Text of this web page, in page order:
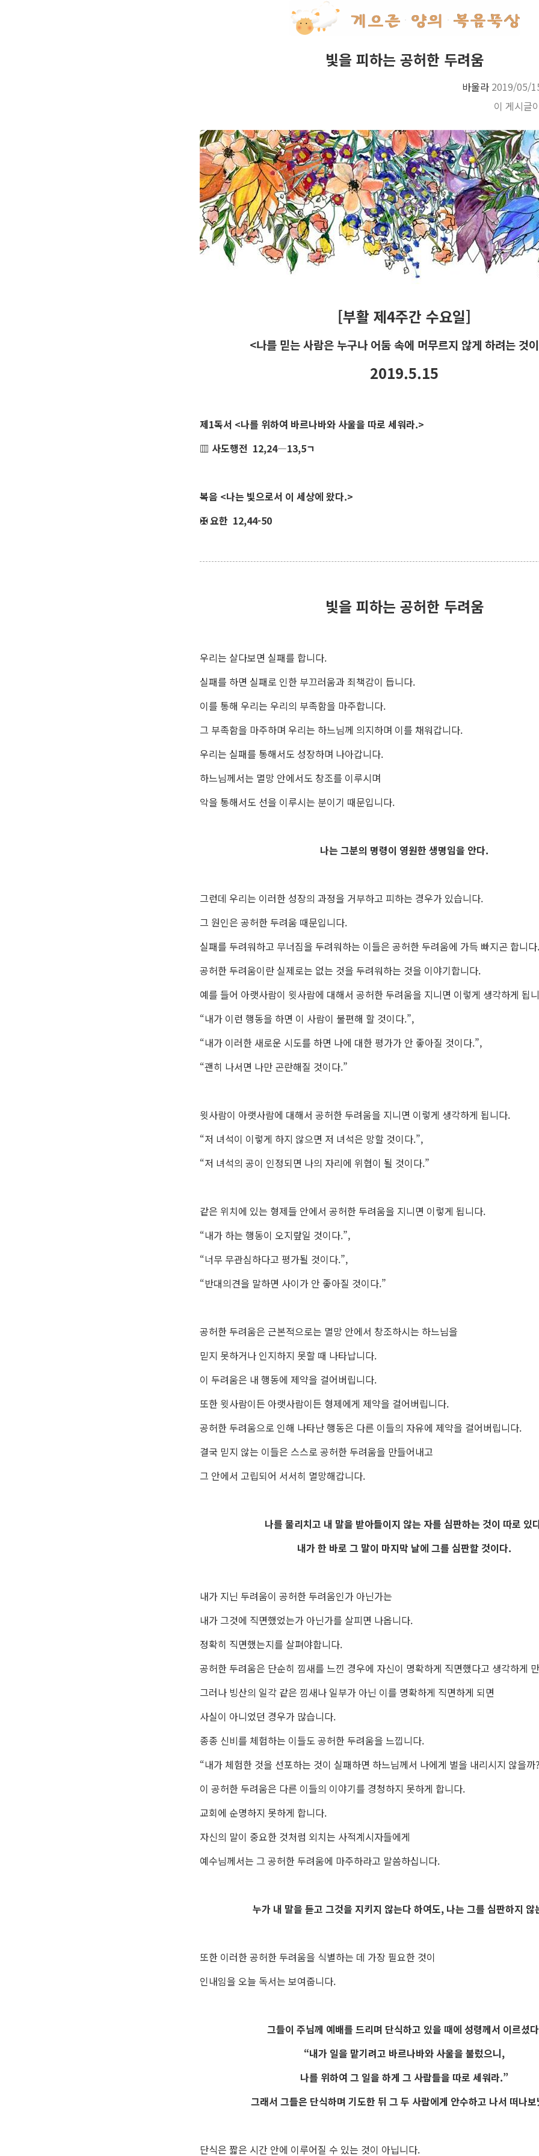
빛을 피하는 공허한 두려움
바울라 2019/05/
이 게시글
[부활 제4주간 수요일]
<나를 믿는 사람은 누구나 어둠 속에 머무르지 않게 하려는 것
2019.5.15
제1독서 <나를 위하여 바르나바와 사울을 따로 세워라.>
▥ 사도행전 12,24―13,5ㄱ
복음 <나는 빛으로서 이 세상에 왔다.>
✠ 요한 12,44-50
빛을 피하는 공허한 두려움
우리는 살다보면 실패를 합니다.
실패를 하면 실패로 인한 부끄러움과 죄책감이 듭니다.
이를 통해 우리는 우리의 부족함을 마주합니다.
그 부족함을 마주하며 우리는 하느님께 의지하며 이를 채워갑니다.
우리는 실패를 통해서도 성장하며 나아갑니다.
하느님께서는 멸망 안에서도 창조를 이루시며
악을 통해서도 선을 이루시는 분이기 때문입니다.
나는 그분의 명령이 영원한 생명임을 안다.
그런데 우리는 이러한 성장의 과정을 거부하고 피하는 경우가 있습니다.
그 원인은 공허한 두려움 때문입니다.
실패를 두려워하고 무너짐을 두려워하는 이들은 공허한 두려움에 가득 빠지곤 합니다.
공허한 두려움이란 실제로는 없는 것을 두려워하는 것을 이야기합니다.
예를 들어 아랫사람이 윗사람에 대해서 공허한 두려움을 지니면 이렇게 생각하게 됩
“내가 이런 행동을 하면 이 사람이 불편해 할 것이다.”,
“내가 이러한 새로운 시도를 하면 나에 대한 평가가 안 좋아질 것이다.”,
“괜히 나서면 나만 곤란해질 것이다.”
윗사람이 아랫사람에 대해서 공허한 두려움을 지니면 이렇게 생각하게 됩니다.
“저 녀석이 이렇게 하지 않으면 저 녀석은 망할 것이다.”,
“저 녀석의 공이 인정되면 나의 자리에 위협이 될 것이다.”
같은 위치에 있는 형제들 안에서 공허한 두려움을 지니면 이렇게 됩니다.
“내가 하는 행동이 오지랖일 것이다.”,
“너무 무관심하다고 평가될 것이다.”,
“반대의견을 말하면 사이가 안 좋아질 것이다.”
공허한 두려움은 근본적으로는 멸망 안에서 창조하시는 하느님을
믿지 못하거나 인지하지 못할 때 나타납니다.
이 두려움은 내 행동에 제약을 걸어버립니다.
또한 윗사람이든 아랫사람이든 형제에게 제약을 걸어버립니다.
공허한 두려움으로 인해 나타난 행동은 다른 이들의 자유에 제약을 걸어버립니다.
결국 믿지 않는 이들은 스스로 공허한 두려움을 만들어내고
그 안에서 고립되어 서서히 멸망해갑니다.
나를 물리치고 내 말을 받아들이지 않는 자를 심판하는 것이 따로 있
내가 한 바로 그 말이 마지막 날에 그를 심판할 것이다.
내가 지닌 두려움이 공허한 두려움인가 아닌가는
내가 그것에 직면했었는가 아닌가를 살피면 나옵니다.
정확히 직면했는지를 살펴야합니다.
공허한 두려움은 단순히 낌새를 느낀 경우에 자신이 명확하게 직면했다고 생각하게
그러나 빙산의 일각 같은 낌새나 일부가 아닌 이를 명확하게 직면하게 되면
사실이 아니었던 경우가 많습니다.
종종 신비를 체험하는 이들도 공허한 두려움을 느낍니다.
“내가 체험한 것을 선포하는 것이 실패하면 하느님께서 나에게 벌을 내리시지 않을까
이 공허한 두려움은 다른 이들의 이야기를 경청하지 못하게 합니다.
교회에 순명하지 못하게 합니다.
자신의 말이 중요한 것처럼 외치는 사적계시자들에게
예수님께서는 그 공허한 두려움에 마주하라고 말씀하십니다.
누가 내 말을 듣고 그것을 지키지 않는다 하여도, 나는 그를 심판하지 않
또한 이러한 공허한 두려움을 식별하는 데 가장 필요한 것이
인내임을 오늘 독서는 보여줍니다.
그들이 주님께 예배를 드리며 단식하고 있을 때에 성령께서 이르셨
“내가 일을 맡기려고 바르나바와 사울을 불렀으니,
나를 위하여 그 일을 하게 그 사람들을 따로 세워라.”
그래서 그들은 단식하며 기도한 뒤 그 두 사람에게 안수하고 나서 떠나
단식은 짧은 시간 안에 이루어질 수 있는 것이 아닙니다.